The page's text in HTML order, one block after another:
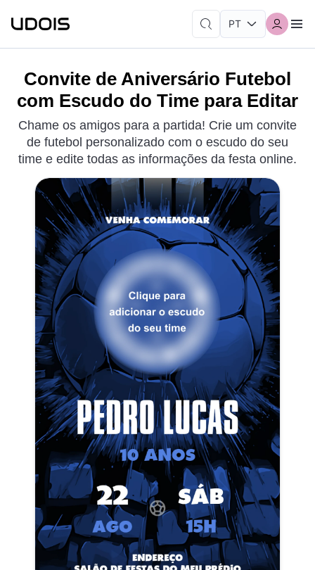
Convite de Aniversário Futebol
com Escudo do Time para Editar
Chame os amigos para a partida! Crie um convite
de futebol personalizado com o escudo do seu
time e edite todas as informações da festa online.